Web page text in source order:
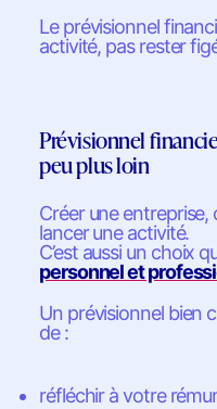
Le prévisionnel
activité, pas rester
Prévisionnel
peu plus loin
Créer une entreprise,
lancer une activité.
C’est aussi un choix
personnel et
Un prévisionnel bien
de :
réfléchir à votre